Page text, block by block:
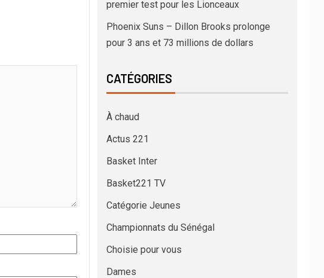
premier test pour les Lionceaux
Phoenix Suns – Dillon Brooks prolonge
pour 3 ans et 73 millions de dollars
CATÉGORIES
À chaud
Actus 221
Basket Inter
Basket221 TV
Catégorie Jeunes
Championnats du Sénégal
Choisie pour vous
Dames